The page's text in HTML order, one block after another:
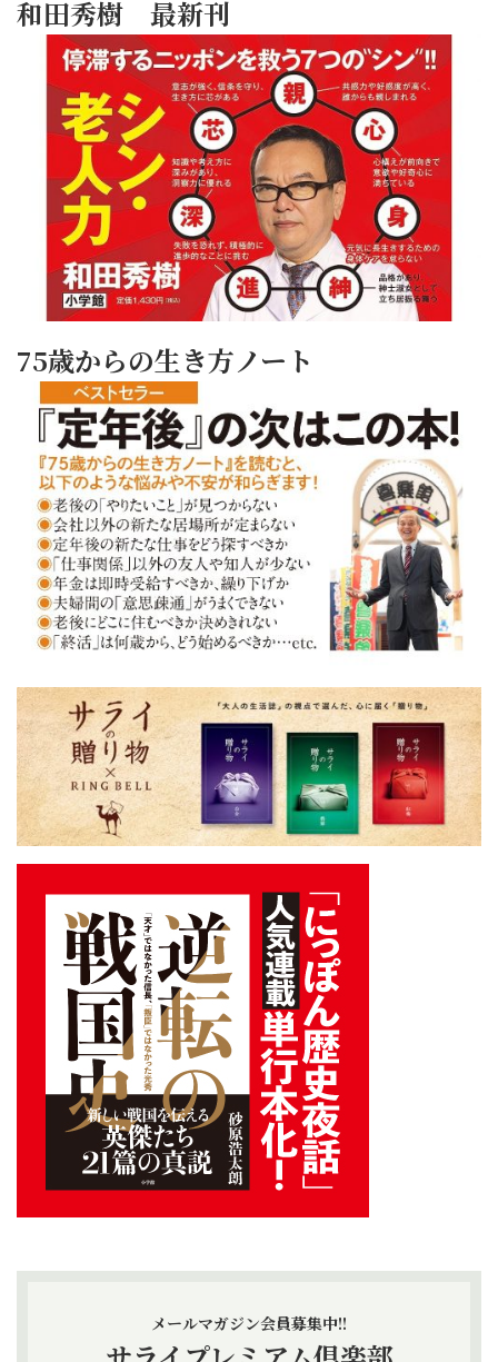
和田秀樹 最新刊
75歳からの生き方ノート
メールマガジン会員募集中!!